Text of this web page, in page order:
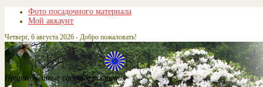
Фото посадочного материала
Мой аккаунт
Четверг, 6 августа 2026 - Добро пожаловать!
Неприхотливые садовые растения